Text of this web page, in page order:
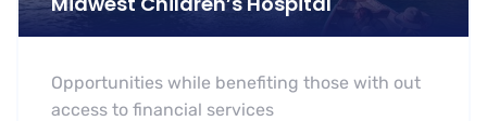
Opportunities while benefiting those with out
access to financial services